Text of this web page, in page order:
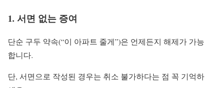
1. 서면 없는 증여
단순 구두 약속(“이 아파트 줄게”)은 언제든지 해제가 가능
합니다.
단, 서면으로 작성된 경우는 취소 불가하다는 점 꼭 기억하